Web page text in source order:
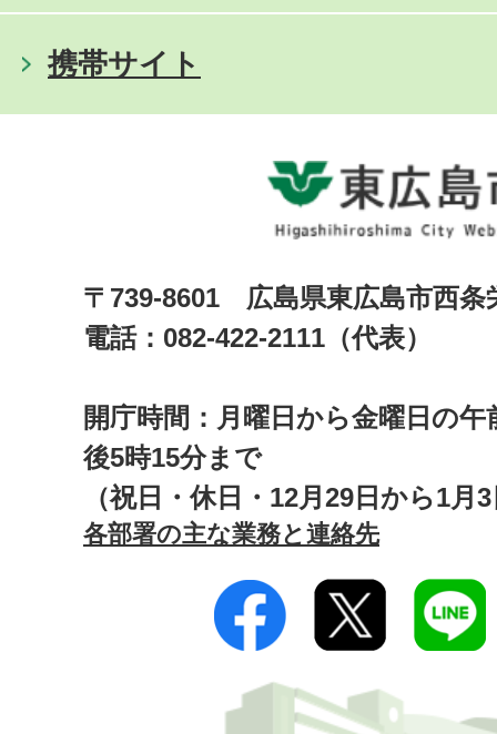
携帯サイト
〒739-8601 広島県東広島市西
電話：082-422-2111（代表）
開庁時間：月曜日から金曜日の午
後5時15分まで
（祝日・休日・12月29日から1月
各部署の主な業務と連絡先